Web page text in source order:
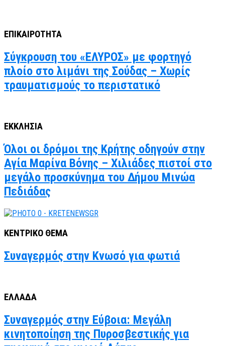
ΕΠΙΚΑΙΡΟΤΗΤΑ
Σύγκρουση του «ΕΛΥΡΟΣ» με φορτηγό
πλοίο στο λιμάνι της Σούδας – Χωρίς
τραυματισμούς το περιστατικό
ΕΚΚΛΗΣΙΑ
Όλοι οι δρόμοι της Κρήτης οδηγούν στην
Αγία Μαρίνα Βόνης – Χιλιάδες πιστοί στο
μεγάλο προσκύνημα του Δήμου Μινώα
Πεδιάδας
ΚΕΝΤΡΙΚΟ ΘΕΜΑ
Συναγερμός στην Κνωσό για φωτιά
ΕΛΛΑΔΑ
Συναγερμός στην Εύβοια: Μεγάλη
κινητοποίηση της Πυροσβεστικής για